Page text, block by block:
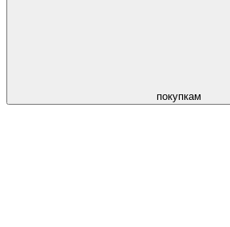
покупкам